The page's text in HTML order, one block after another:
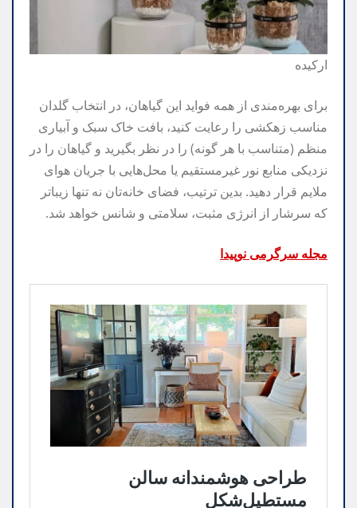
ارکیده
برای بهره‌مندی از همه فواید این گیاهان، در انتخاب گلدان
مناسب زهکشی را رعایت کنید، بافت خاک سبک و آبیاری
منظم (متناسب با هر گونه) را در نظر بگیرید و گیاهان را در
نزدیکی منابع نور غیرمستقیم یا محل‌هایی با جریان هوای
ملایم قرار دهید. بدین ترتیب، فضای خانه‌تان نه تنها زیباتر
که سرشار از انرژی مثبت، سلامتی و شانس خواهد شد.
مجله سرگرمی نوپیدا